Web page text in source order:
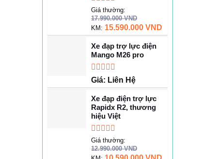
Được
xếp
hạng
0
sao
Giá thường:
17.990.000VND
KM: 15.590.000 VND
Xe đạp trợ lực điện
Mango M26 pro
Được
xếp
hạng
0
5
sao
Giá: Liên Hệ
Xe đạp điện trợ lực
Rapidx R2, thương
hiệu Việt
Được
xếp
hạng
Giá thường:
12.990.000VND